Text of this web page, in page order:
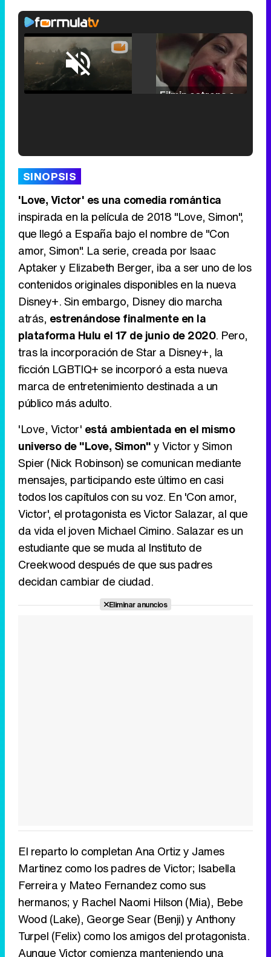
Unmute /
Loaded :
29.30%
SINOPSIS
'Love, Victor' es una comedia romántica
inspirada en la película de 2018 "Love, Simon",
que llegó a España bajo el nombre de "Con
amor, Simon". La serie, creada por Isaac
Aptaker y Elizabeth Berger, iba a ser uno de los
contenidos originales disponibles en la nueva
Disney+. Sin embargo, Disney dio marcha
atrás, estrenándose finalmente en la
plataforma Hulu el 17 de junio de 2020. Pero,
tras la incorporación de Star a Disney+, la
ficción LGBTIQ+ se incorporó a esta nueva
marca de entretenimiento destinada a un
público más adulto.
'Love, Victor' está ambientada en el mismo
universo de "Love, Simon"y Victor y Simon
Spier (Nick Robinson) se comunican mediante
mensajes, participando este último en casi
todos los capítulos con su voz. En 'Con amor,
Victor', el protagonista es Victor Salazar, al que
da vida el joven Michael Cimino. Salazar es un
estudiante que se muda al Instituto de
Creekwood después de que sus padres
decidan cambiar de ciudad.
Eliminar anuncios
El reparto lo completan Ana Ortiz y James
Martinez como los padres de Victor; Isabella
Ferreira y Mateo Fernandez como sus
hermanos; y Rachel Naomi Hilson (Mia), Bebe
Wood (Lake), George Sear (Benji) y Anthony
Turpel (Felix) como los amigos del protagonista.
Aunque Victor comienza manteniendo una